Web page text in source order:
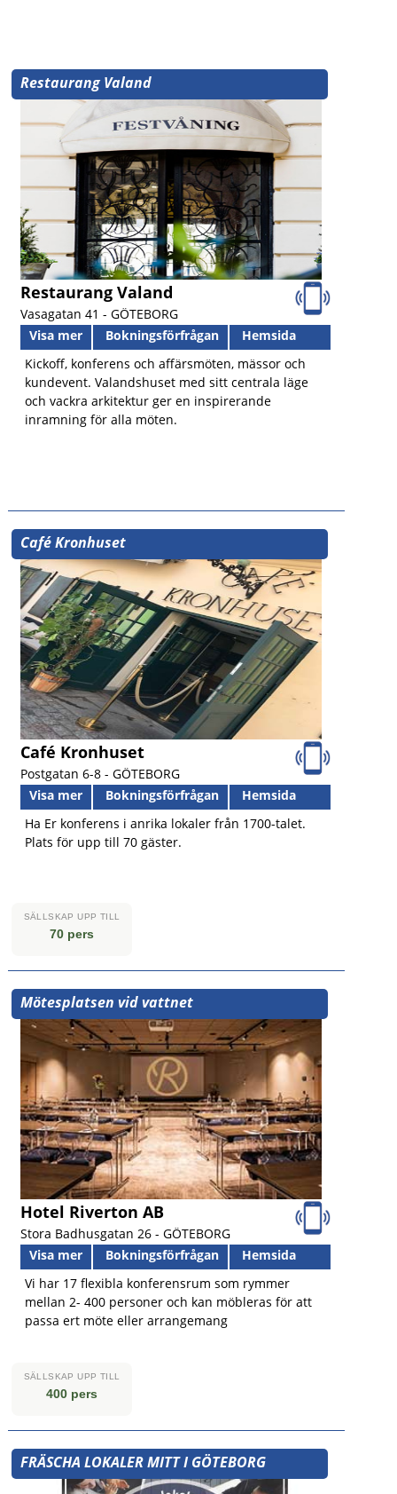
Restaurang Valand
Restaurang Valand
Vasagatan 41 - GÖTEBORG
Visa mer
Bokningsförfrågan
Hemsida
Kickoff, konferens och affärsmöten, mässor och
kundevent. Valandshuset med sitt centrala läge
och vackra arkitektur ger en inspirerande
inramning för alla möten.
Café Kronhuset
Café Kronhuset
Postgatan 6-8 - GÖTEBORG
Visa mer
Bokningsförfrågan
Hemsida
Ha Er konferens i anrika lokaler från 1700-talet.
Plats för upp till 70 gäster.
SÄLLSKAP UPP TILL
70 pers
Mötesplatsen vid vattnet
Hotel Riverton AB
Stora Badhusgatan 26 - GÖTEBORG
Visa mer
Bokningsförfrågan
Hemsida
Vi har 17 flexibla konferensrum som rymmer
mellan 2- 400 personer och kan möbleras för att
passa ert möte eller arrangemang
SÄLLSKAP UPP TILL
400 pers
FRÄSCHA LOKALER MITT I GÖTEBORG